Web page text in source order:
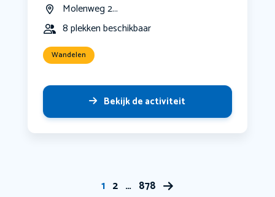
Molenweg 2...
8 plekken beschikbaar
Wandelen
Bekijk de activiteit
1 2 … 878